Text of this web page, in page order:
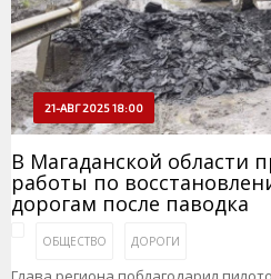
21-АВГ 2025 18:00
В Магаданской области
работы по
дорогам после паводка
ОБЩЕСТВО ДОРОГИ